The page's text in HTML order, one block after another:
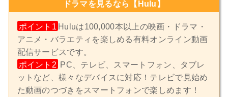
ドラマを見るなら【Hulu】
ポイント1 Huluは100,000本以上の映画・ドラマ・
アニメ・バラエティを楽しめる有料オンライン動画
配信サービスです。
ポイント2 PC、テレビ、スマートフォン、タブレ
ットなど、様々なデバイスに対応！テレビで見始め
た動画のつづきをスマートフォンで楽しめます！